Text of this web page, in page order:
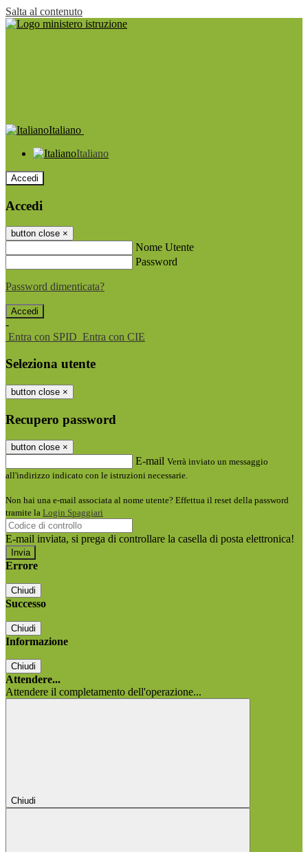
Salta al contenuto
Italiano
Italiano
Accedi
Accedi
button close ×
Nome Utente
Password
Password dimenticata?
-
Entra con SPID Entra con CIE
Seleziona utente
button close ×
Recupero password
button close ×
E-mail Verrà inviato un messaggio
all'indirizzo indicato con le istruzioni necessarie.
Non hai una e-mail associata al nome utente? Effettua il reset della password
tramite la Login Spaggiari
E-mail inviata, si prega di controllare la casella di posta elettronica!
Errore
Chiudi
Successo
Chiudi
Informazione
Chiudi
Attendere...
Attendere il completamento dell'operazione...
Chiudi